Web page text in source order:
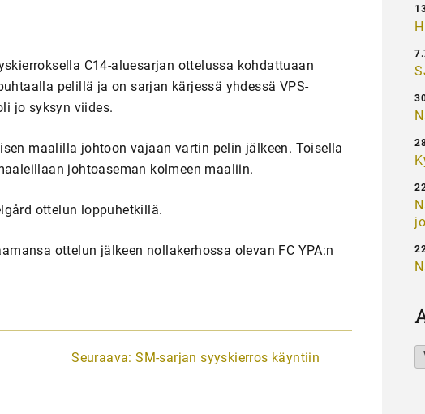
C14-aluesarjan ottelussa kohdattuaan
pelillä ja on sarjan kärjessä yhdessä VPS-
jo syksyn viides.
maalilla johtoon vajaan vartin pelin jälkeen. Toisella
johtoaseman kolmeen maaliin.
ottelun loppuhetkillä.
ottelun jälkeen nollakerhossa olevan FC YPA:n
Seuraava: SM-sarjan syyskierros käyntiin